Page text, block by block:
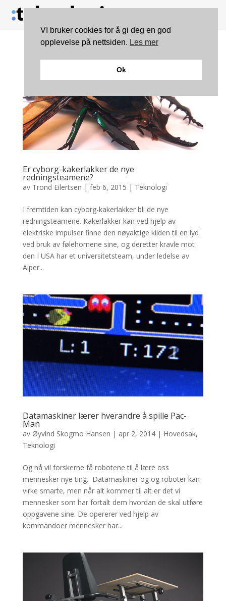
Er cyborg-kakerlakker de nye
redningsteamene?
av Trond Eilertsen | feb 6, 2015 | Teknologi
I fremtiden kan cyborg-kakerlakker bli de nye
redningsteamene. Kakerlakker kan ved hjelp av
elektriske impulser finne den nøyaktige kilden til en lyd
ved bruk av følehornene sine, og deretter kravle mot
den I USA har et universitetsteam, under ledelse av
Alper...
Datamaskiner lærer hverandre å spille Pac-
Man
av Øyvind Skogmo Hansen | apr 2, 2014| Hovedsak,
Teknologi
Og nå vil forskerne få robotene til å lære oss
mennesker nye ting. Datamaskiner og og roboter kan
virke smarte, men når alt kommer til alt er det vi
mennesker som har fortalt dem hvordan de skal utføre
oppgavene sine. De opererer ved hjelp av
kommandoer mennesker har...
VI bruker cookies for å gi deg en god
opplevelse på nettsiden. Les mer
Ok